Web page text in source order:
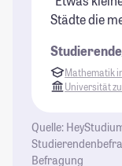
Städte die
Mathematik
Universität
Quelle:
Befragung